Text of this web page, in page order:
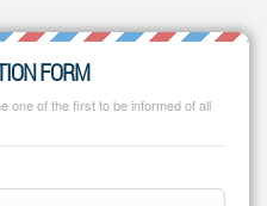
FORM
one of the first to be informed of all